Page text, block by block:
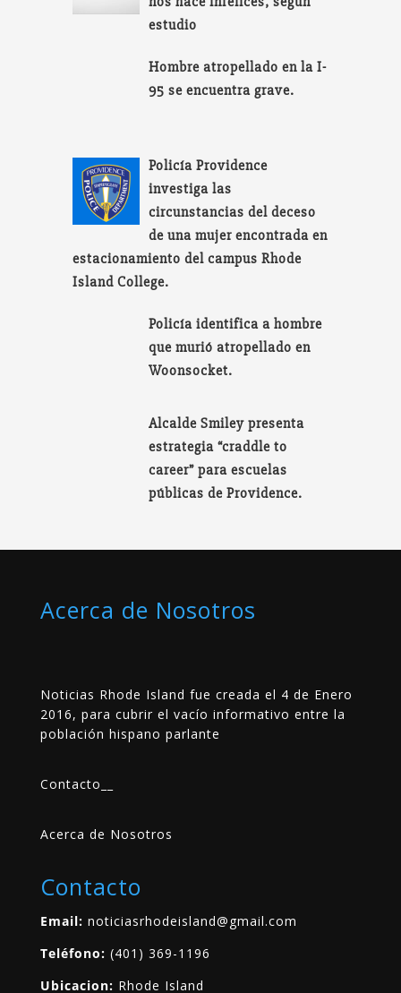
estudio
Hombre atropellado en la I-
95 se encuentra grave.
Policía Providence
investiga las
circunstancias del deceso
de una mujer encontrada en
estacionamiento del campus Rhode
Island College.
Policía identifica a hombre
que murió atropellado en
Woonsocket.
Alcalde Smiley presenta
estrategia “craddle to
career” para escuelas
públicas de Providence.
Acerca de Nosotros
Noticias Rhode Island fue creada el 4 de Enero
2016, para cubrir el vacío informativo entre la
población hispano parlante
Contacto
Acerca de Nosotros
Contacto
Email: noticiasrhodeisland@gmail.com
Teléfono: (401) 369-1196
Ubicacion: Rhode Island